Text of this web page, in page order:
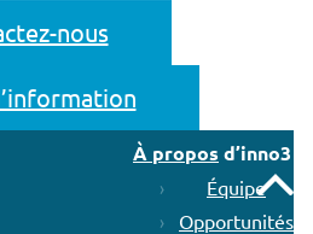
nous
À propos d’inno3
Équipe
Opportunités
Remonter